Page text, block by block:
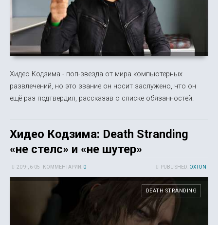
Хидео Кодзима - поп-звезда от мира компьютерных
развлечений, но это звание он носит заслужено, что он
ещё раз подтвердил, рассказав о списке обязанностей.
Хидео Кодзима: Death Stranding
«не стелс» и «не шутер»
PUBLISHED: OXTON
20 9-, 6-05 КОММЕНТАРИИ: 0
DEATH STRANDING